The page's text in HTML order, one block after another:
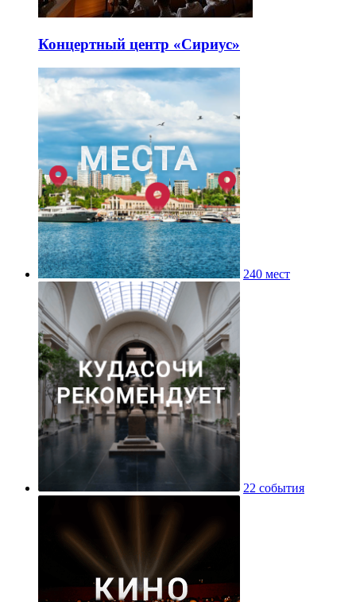
Концертный центр «Сириус»
240 мест
22 события